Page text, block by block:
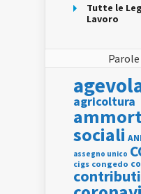
Tutte le
Lavoro
agricoltura
sociali
assegno unico
cigs congedo
contributi